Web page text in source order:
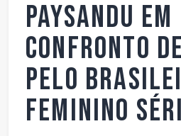
Paysandu em
confronto
pelo
Feminino